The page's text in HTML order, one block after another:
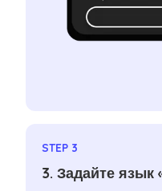
STEP 3
3. Задайте язык